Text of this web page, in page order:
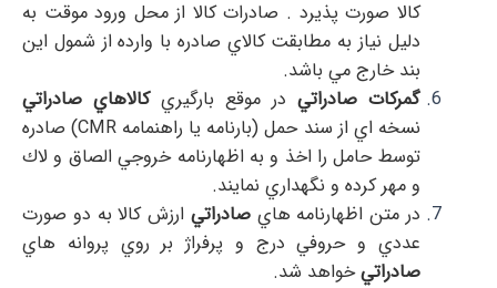
كالا صورت پذيرد . صادرات كالا از محل ورود موقت به
دليل نياز به مطابقت كالاي صادره با وارده از شمول اين
بند خارج مي باشد.
گمركات صادراتي در موقع بارگيريكالاهاي صادراتي
نسخه اي از سند حمل (بارنامه يا راهنمامه CMR) صادره
توسط حامل را اخذ و به اظهارنامه خروجي الصاق و لاك
و مهر كرده و نگهداري نمايند.
در متن اظهارنامه هايصادراتي ارزش كالا به دو صورت
عددي و حروفي درج و پرفراژ بر روي پروانه هاي
صادراتيخواهد شد.